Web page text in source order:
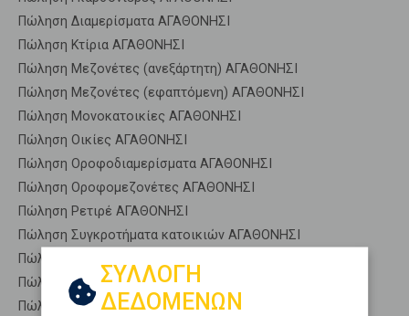
Πώληση Διαμερίσματα ΑΓΑΘΟΝΗΣΙ
Πώληση Κτίρια ΑΓΑΘΟΝΗΣΙ
Πώληση Μεζονέτες (ανεξάρτητη) ΑΓΑΘΟΝΗΣΙ
Πώληση Μεζονέτες (εφαπτόμενη) ΑΓΑΘΟΝΗΣΙ
Πώληση Μονοκατοικίες ΑΓΑΘΟΝΗΣΙ
Πώληση Οικίες ΑΓΑΘΟΝΗΣΙ
Πώληση Οροφοδιαμερίσματα ΑΓΑΘΟΝΗΣΙ
Πώληση Οροφομεζονέτες ΑΓΑΘΟΝΗΣΙ
Πώληση Ρετιρέ ΑΓΑΘΟΝΗΣΙ
Πώληση Συγκροτήματα κατοικιών ΑΓΑΘΟΝΗΣΙ
Πώληση Υπόγεια ΑΓΑΘΟΝΗΣΙ
Πώληση Υπόσκαφα ΑΓΑΘΟΝΗΣΙ
Πώληση Υπολ. υψουν ΑΓΑΘΟΝΗΣΙ
ΣΥΛΛΟΓΗ
ΔΕΔΟΜΕΝΩΝ